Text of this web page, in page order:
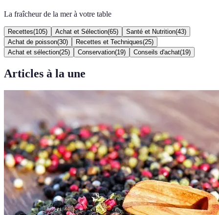
La fraîcheur de la mer à votre table
Recettes(105) Achat et Sélection(65) Santé et Nutrition(43)
Achat de poisson(30) Recettes et Techniques(25)
Achat et sélection(25) Conservation(19) Conseils d'achat(19)
Articles à la une